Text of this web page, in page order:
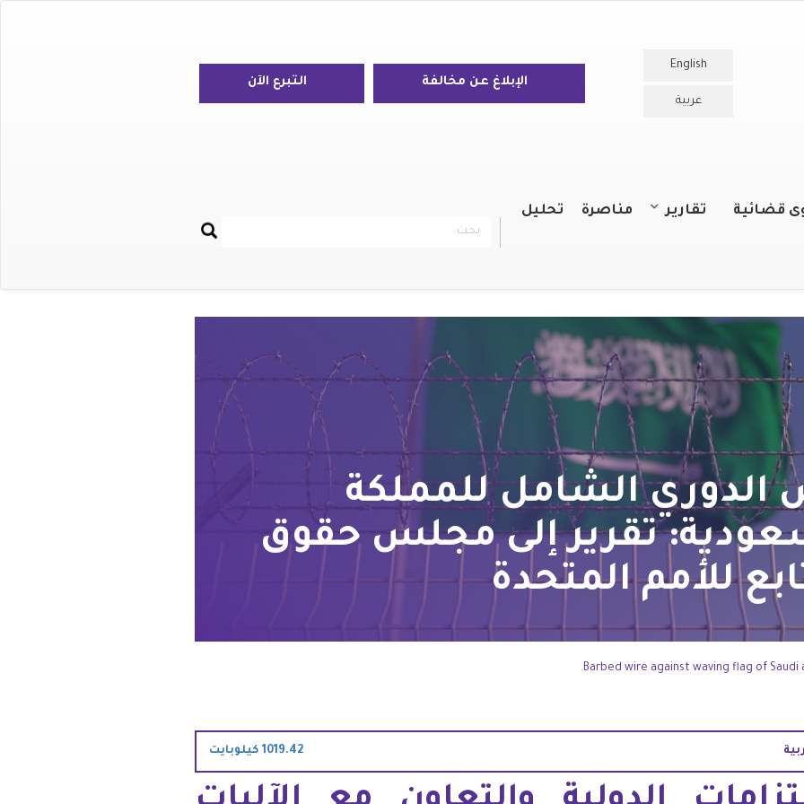
English
عربية
الإبلاغ عن مخالفة التبرع الآن
قضائية تقارير مناصرة تحليل
Rechercher
بحث
الدوري الشامل للمملكة
تقرير إلى مجلس حقوق
للأمم المتحدة
Barbed wire against waving flag of Saudi
1019.42 كيلوبايت